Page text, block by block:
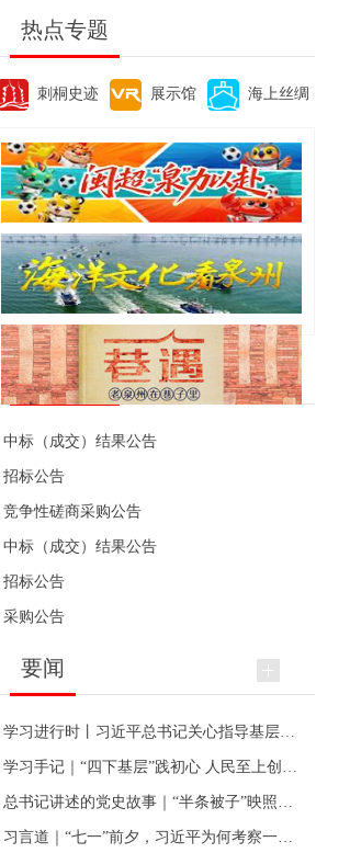
热点专题
刺桐史迹 展示馆 海上丝绸
便民资讯
中标（成交）结果公告
招标公告
竞争性磋商采购公告
中标（成交）结果公告
招标公告
采购公告
要闻